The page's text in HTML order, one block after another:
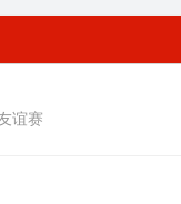
谊赛